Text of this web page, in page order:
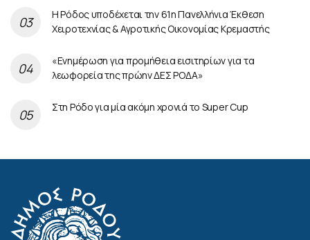
Η Ρόδος υποδέχεται την 61η Πανελλήνια Έκθεση
Χειροτεχνίας & Αγροτικής Οικονομίας Κρεμαστής
«Ενημέρωση για προμήθεια εισιτηρίων για τα
λεωφορεία της πρώην ΔΕΣ ΡΟΔΑ»
Στη Ρόδο για μία ακόμη χρονιά το Super Cup